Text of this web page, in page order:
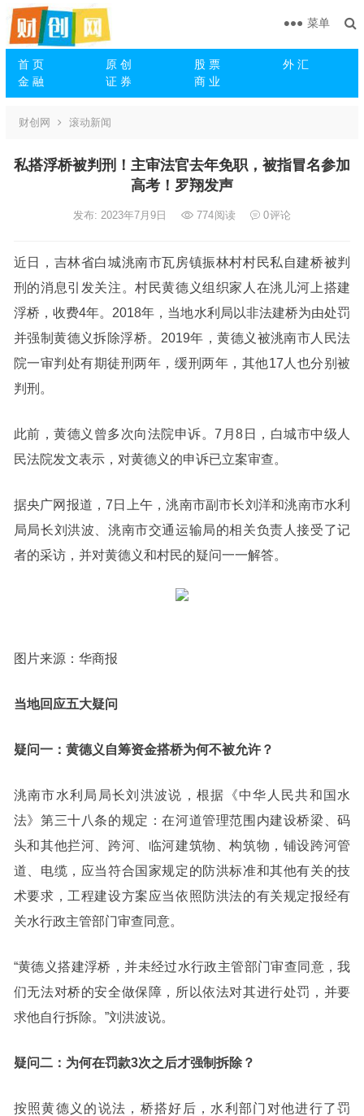
首 页 原 创 股 票
外 汇
金 融
证 券 商 业
菜单
财创网 滚动新闻
私搭浮桥被判刑！主审法官去年免职，被指冒名参加
高考！罗翔发声
发布: 2023年7月9日 774阅读 0评论
近日，吉林省白城洮南市瓦房镇振林村村民私自建桥被判
刑的消息引发关注。村民黄德义组织家人在洮儿河上搭建
浮桥，收费4年。2018年，当地水利局以非法建桥为由处罚
并强制黄德义拆除浮桥。2019年，黄德义被洮南市人民法
院一审判处有期徒刑两年，缓刑两年，其他17人也分别被
判刑。
此前，黄德义曾多次向法院申诉。7月8日，白城市中级人
民法院发文表示，对黄德义的申诉已立案审查。
据央广网报道，7日上午，洮南市副市长刘洋和洮南市水利
局局长刘洪波、洮南市交通运输局的相关负责人接受了记
者的采访，并对黄德义和村民的疑问一一解答。
图片来源：华商报
当地回应五大疑问
疑问一：黄德义自筹资金搭桥为何不被允许？
洮南市水利局局长刘洪波说，根据《中华人民共和国水
法》第三十八条的规定：在河道管理范围内建设桥梁、码
头和其他拦河、跨河、临河建筑物、构筑物，铺设跨河管
道、电缆，应当符合国家规定的防洪标准和其他有关的技
术要求，工程建设方案应当依照防洪法的有关规定报经有
关水行政主管部门审查同意。
“黄德义搭建浮桥，并未经过水行政主管部门审查同意，我
们无法对桥的安全做保障，所以依法对其进行处罚，并要
求他自行拆除。”刘洪波说。
疑问二：为何在罚款3次之后才强制拆除？
按照黄德义的说法，桥搭好后，水利部门对他进行了罚